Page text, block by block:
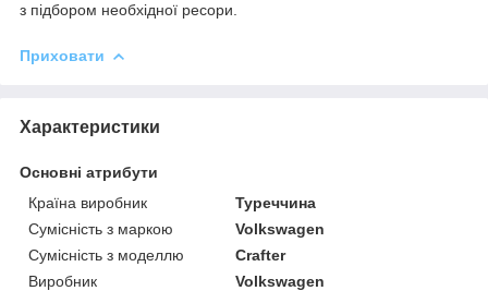
з підбором необхідної ресори.
Приховати
Характеристики
Основні атрибути
Країна виробник
Туреччина
Сумісність з маркою
Volkswagen
Сумісність з моделлю
Crafter
Виробник
Volkswagen